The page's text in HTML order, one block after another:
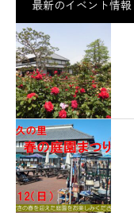
最新のイベント情報